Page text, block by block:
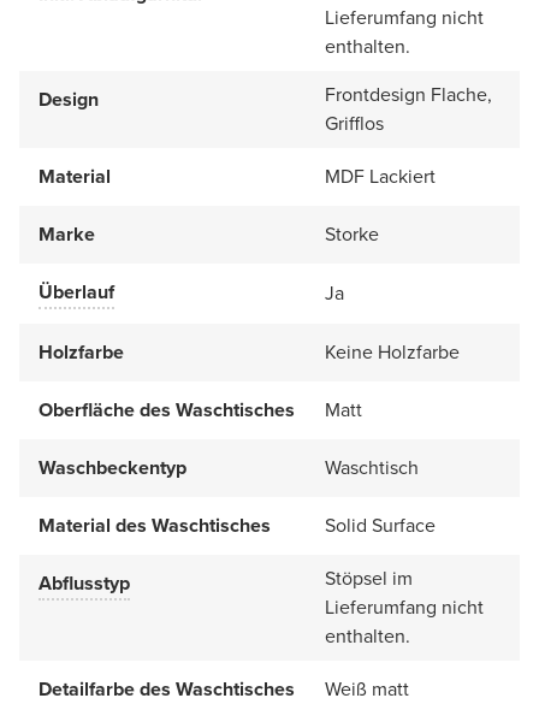
Lieferumfang nicht
enthalten.
Design
Frontdesign Flache,
Grifflos
Material
MDF Lackiert
Marke Storke
Überlauf Ja
Holzfarbe Keine Holzfarbe
Oberfläche des Waschtisches Matt
Waschbeckentyp Waschtisch
Material des Waschtisches Solid Surface
Abflusstyp
Stöpsel im
Lieferumfang nicht
enthalten.
Detailfarbe des Waschtisches
Weiß matt